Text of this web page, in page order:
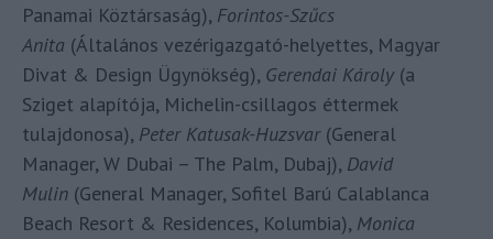
Panamai Köztársaság), Forintos-Szűcs
Anita (Általános vezérigazgató-helyettes, Magyar
Divat & Design Ügynökség), Gerendai Károly(a
Sziget alapítója, Michelin-csillagos éttermek
tulajdonosa), Peter Katusak-Huzsvar(General
Manager, W Dubai – The Palm, Dubaj), David
Mulin (General Manager, Sofitel Barú Calablanca
Beach Resort & Residences, Kolumbia), Monica